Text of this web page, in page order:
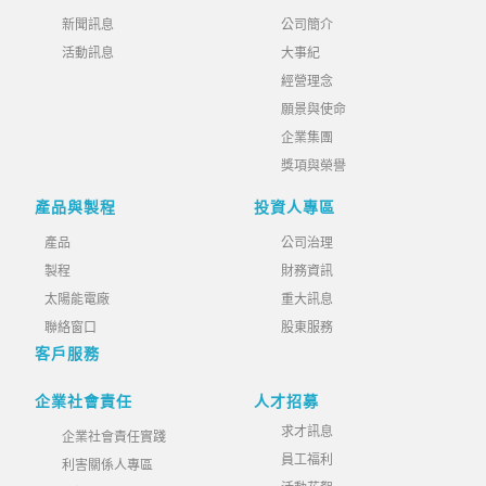
新聞訊息
活動訊息
公司簡介
大事紀
經營理念
願景與使命
企業集團
獎項與榮譽
產品與製程
產品
製程
太陽能電廠
聯絡窗口
客戶服務
投資人專區
公司治理
財務資訊
重大訊息
股東服務
企業社會責任
企業社會責任實踐
利害關係人專區
人才招募
求才訊息
員工福利